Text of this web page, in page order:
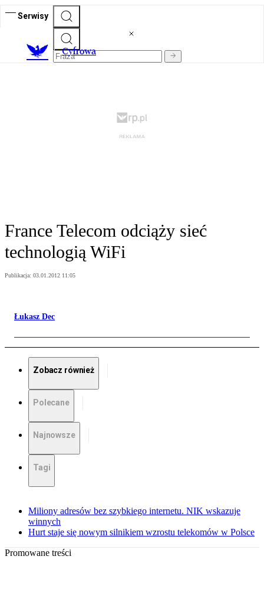
Serwisy
Cyfrowa
France Telecom odciąży sieć
technologią WiFi
Publikacja: 03.01.2012 11:05
Łukasz Dec
Zobacz również
Polecane
Najnowsze
Tagi
Miliony adresów bez szybkiego internetu. NIK wskazuje
winnych
Hurt staje się nowym silnikiem wzrostu telekomów w Polsce
Promowane treści